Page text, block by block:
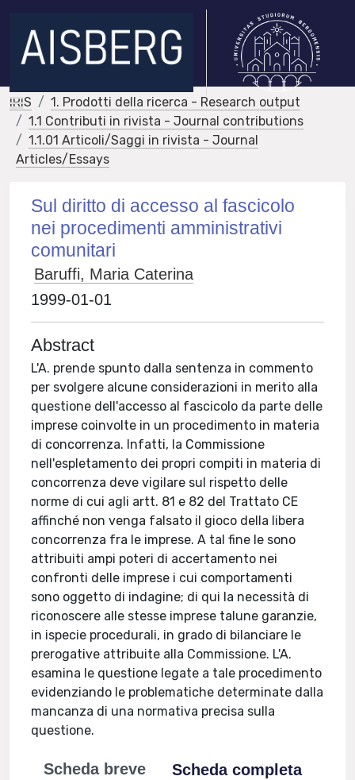
IRIS
1. Prodotti della ricerca - Research output
1.1 Contributi in rivista - Journal contributions
1.1.01 Articoli/Saggi in rivista - Journal
Articles/Essays
Sul diritto di accesso al fascicolo
nei procedimenti amministrativi
comunitari
Baruffi, Maria Caterina
1999-01-01
Abstract
L'A. prende spunto dalla sentenza in commento
per svolgere alcune considerazioni in merito alla
questione dell'accesso al fascicolo da parte delle
imprese coinvolte in un procedimento in materia
di concorrenza. Infatti, la Commissione
nell'espletamento dei propri compiti in materia di
concorrenza deve vigilare sul rispetto delle
norme di cui agli artt. 81 e 82 del Trattato CE
affinché non venga falsato il gioco della libera
concorrenza fra le imprese. A tal fine le sono
attribuiti ampi poteri di accertamento nei
confronti delle imprese i cui comportamenti
sono oggetto di indagine; di qui la necessità di
riconoscere alle stesse imprese talune garanzie,
in ispecie procedurali, in grado di bilanciare le
prerogative attribuite alla Commissione. L'A.
esamina le questione legate a tale procedimento
evidenziando le problematiche determinate dalla
mancanza di una normativa precisa sulla
questione.
Scheda breve
Scheda completa